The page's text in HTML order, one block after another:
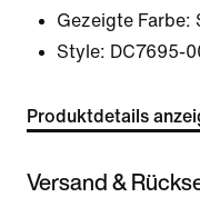
Gezeigte Farbe:
Style: DC7695-
Produktdetails
Versand &